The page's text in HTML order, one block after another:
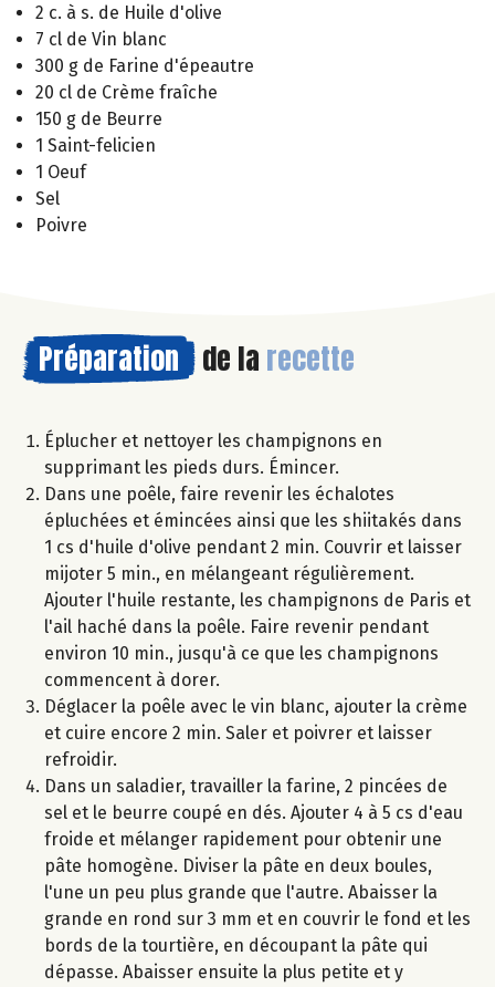
2 c. à s. de Huile d'olive
7 cl de Vin blanc
300 g de Farine d'épeautre
20 cl de Crème fraîche
150 g de Beurre
1 Saint-felicien
1 Oeuf
Sel
Poivre
Préparation de la recette
Éplucher et nettoyer les champignons en
supprimant les pieds durs. Émincer.
Dans une poêle, faire revenir les échalotes
épluchées et émincées ainsi que les shiitakés dans
1 cs d'huile d'olive pendant 2 min. Couvrir et laisser
mijoter 5 min., en mélangeant régulièrement.
Ajouter l'huile restante, les champignons de Paris et
l'ail haché dans la poêle. Faire revenir pendant
environ 10 min., jusqu'à ce que les champignons
commencent à dorer.
Déglacer la poêle avec le vin blanc, ajouter la crème
et cuire encore 2 min. Saler et poivrer et laisser
refroidir.
Dans un saladier, travailler la farine, 2 pincées de
sel et le beurre coupé en dés. Ajouter 4 à 5 cs d'eau
froide et mélanger rapidement pour obtenir une
pâte homogène. Diviser la pâte en deux boules,
l'une un peu plus grande que l'autre. Abaisser la
grande en rond sur 3 mm et en couvrir le fond et les
bords de la tourtière, en découpant la pâte qui
dépasse. Abaisser ensuite la plus petite et y